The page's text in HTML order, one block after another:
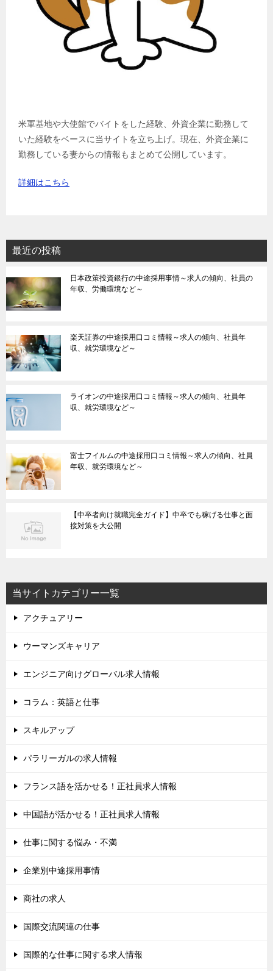
米軍基地や大使館でバイトをした経験、外資企業に勤務して
いた経験をベースに当サイトを立ち上げ。現在、外資企業に
勤務している妻からの情報もまとめて公開しています。
詳細はこちら
最近の投稿
日本政策投資銀行の中途採用事情～求人の傾向、社員の
年収、労働環境など～
楽天証券の中途採用口コミ情報～求人の傾向、社員年
収、就労環境など～
ライオンの中途採用口コミ情報～求人の傾向、社員年
収、就労環境など～
富士フイルムの中途採用口コミ情報～求人の傾向、社員
年収、就労環境など～
【中卒者向け就職完全ガイド】中卒でも稼げる仕事と面
接対策を大公開
当サイトカテゴリー一覧
アクチュアリー
ウーマンズキャリア
エンジニア向けグローバル求人情報
コラム：英語と仕事
スキルアップ
パラリーガルの求人情報
フランス語を活かせる！正社員求人情報
中国語が活かせる！正社員求人情報
仕事に関する悩み・不満
企業別中途採用事情
商社の求人
国際交流関連の仕事
国際的な仕事に関する求人情報